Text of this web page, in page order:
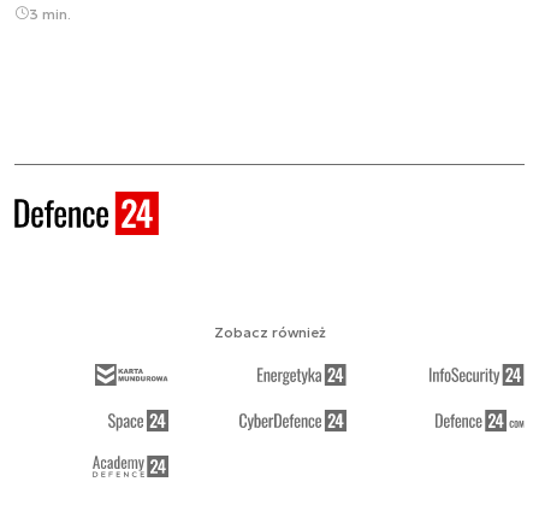
3 min.
Zobacz również